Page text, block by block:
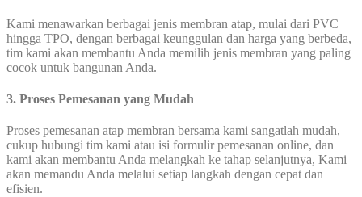
Kami menawarkan berbagai jenis membran atap, mulai dari PVC
hingga TPO, dengan berbagai keunggulan dan harga yang berbeda,
tim kami akan membantu Anda memilih jenis membran yang paling
cocok untuk bangunan Anda.
3. Proses Pemesanan yang Mudah
Proses pemesanan atap membran bersama kami sangatlah mudah,
cukup hubungi tim kami atau isi formulir pemesanan online, dan
kami akan membantu Anda melangkah ke tahap selanjutnya, Kami
akan memandu Anda melalui setiap langkah dengan cepat dan
efisien.